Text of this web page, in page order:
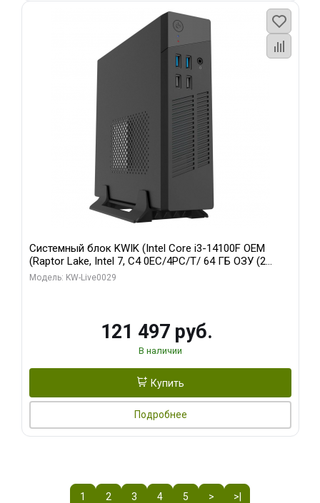
Системный блок KWIK (Intel Core i3-14100F OEM
(Raptor Lake, Intel 7, C4 0EC/4PC/T/ 64 ГБ ОЗУ (2
модуля)/ MSI RTX5060Ti SHADOW 2X OC PLUS 8GB
Модель: KW-Live0029
121 497 руб.
В наличии
Купить
Подробнее
1 2 3 4 5 > >|